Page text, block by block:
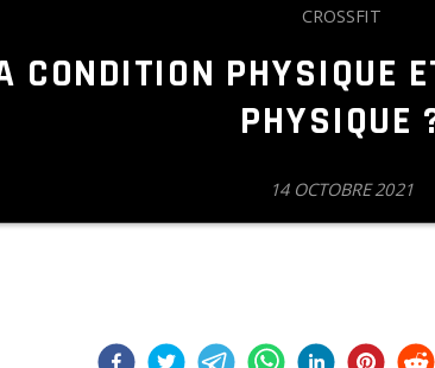
CROSSFIT
CONDITION PHYSIQUE
PHYSIQUE
14 OCTOBRE 2021